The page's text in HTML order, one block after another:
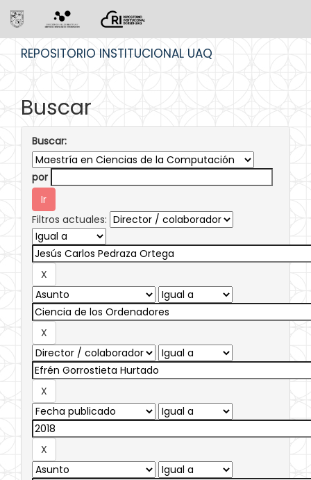
REPOSITORIO INSTITUCIONAL UAQ
Buscar
Buscar:
por
Filtros actuales: